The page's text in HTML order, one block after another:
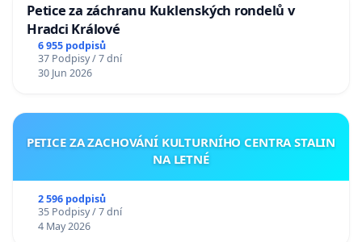
Petice za záchranu Kuklenských rondelů v
Hradci Králové
6 955 podpisů
37 Podpisy / 7 dní
30 Jun 2026
PETICE ZA ZACHOVÁNÍ KULTURNÍHO CENTRA STALIN
NA LETNÉ
2 596 podpisů
35 Podpisy / 7 dní
4 May 2026